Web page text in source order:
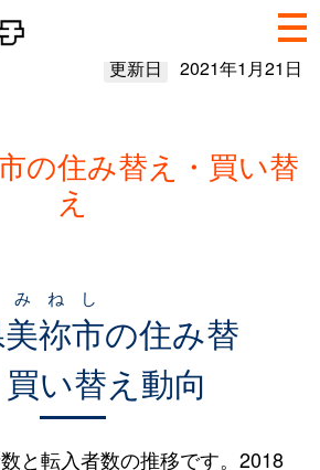
更新日 2021年1月21日
の住み替え・買い替
え
美祢市
みねし
の住み替
い替え動向
と転入者数の推移です。2018